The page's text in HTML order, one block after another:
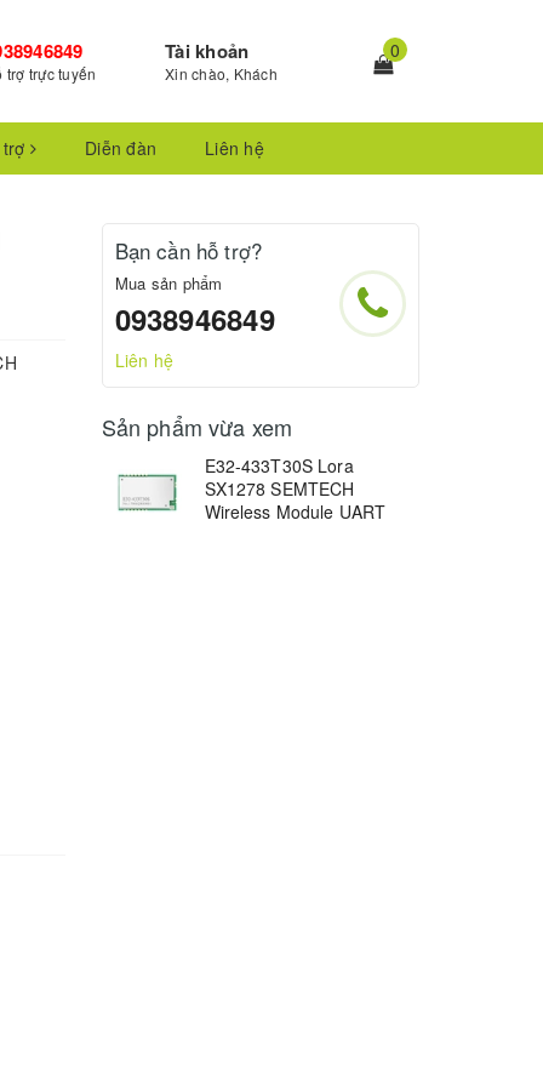
trợ trực tuyến
Tài khoản
Xin chào, Khách
0
Diễn đàn Liên hệ
Bạn cần hỗ trợ?
Mua sản phẩm
0938946849
Liên hệ
Sản phẩm vừa xem
E32-433T30S Lora
SX1278 SEMTECH
Wireless Module UART